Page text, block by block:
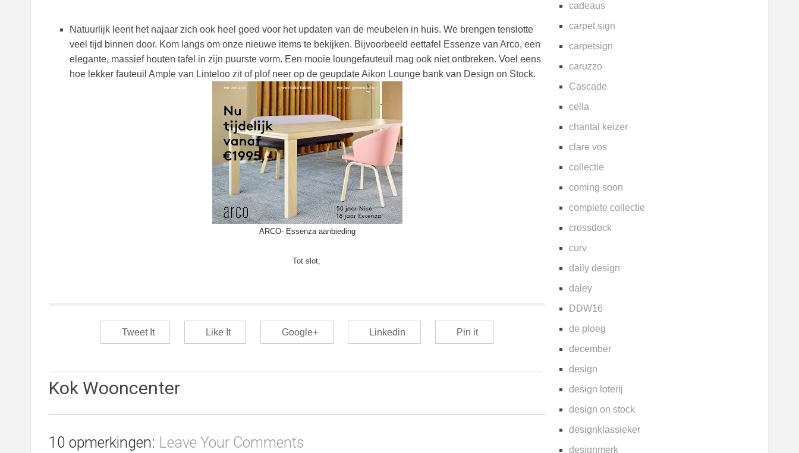
Natuurlijk leent het najaar zich ook heel goed voor het updaten van de meubelen in huis. We brengen tenslotte
veel tijd binnen door. Kom langs om onze nieuwe items te bekijken. Bijvoorbeeld eettafel Essenze van Arco, een
elegante, massief houten tafel in zijn puurste vorm. Een mooie loungefauteuil mag ook niet ontbreken. Voel eens
hoe lekker fauteuil Ample van Linteloo zit of plof neer op de geupdate Aikon Lounge bank van Design on Stock.
ARCO- Essenza aanbieding
Tot slot;
Tweet It Like It Google+ Linkedin Pin it
Kok Wooncenter
10 opmerkingen: Leave Your Comments
cadeaus
carpet sign
carpetsign
caruzzo
Cascade
cella
chantal keizer
clare vos
collectie
coming soon
complete collectie
crossdock
curv
daily design
daley
DDW16
de ploeg
december
design
design loterij
design on stock
designklassieker
designmerk